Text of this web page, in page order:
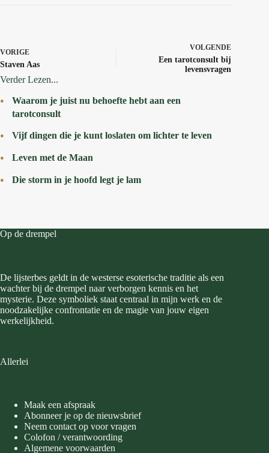
VORIGE
Staven Aas
VOLGENDE
Een tarotconsult bij
levensvragen
Verder Lezen...
Waarom je juist nu behoefte hebt aan een
tarotconsult
Vijf dingen die je kunt loslaten om lichter te leven
Leven met de Maan
Die storm in je hoofd legt je lam
Op de drempel
De lijsterbes geldt in de westerse esoterische traditie als een
wachter bij de drempel naar verborgen kennis en het
mysterie. Deze symboliek staat centraal in mijn werk en de
noodzakelijke confrontatie en de magie van jouw eigen
werkelijkheid.
Allerlei
Maak een afspraak
Abonneer je op de nieuwsbrief
Neem contact op voor vragen
Colofon / verantwoording
Algemene voorwaarden